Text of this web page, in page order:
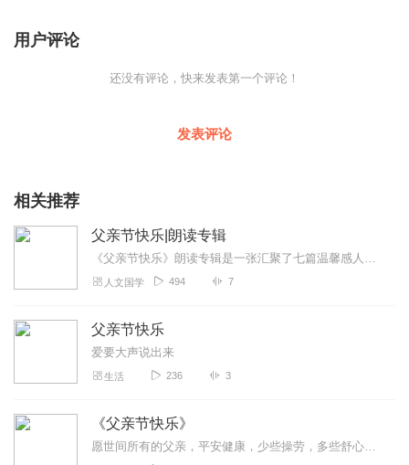
曾几何时，我们还贪婪地享受着父母理所当然的爱与付出，一眨眼
天，我们才感受到父爱的深重与伟岸。
《诫子诗》
汉·东方朔
明者处事，莫尚於中。
优哉游哉，与道相从。
饱食安步，在仕代农。
依隐玩世，诡时不逢。
有群者累生，孤贵者失和；
圣人之道，一龙一蛇。
形见神藏，与物变化。
用户评论
还没有评论，快来发表第一个评论！
发表评论
相关推荐
父亲节快乐|朗读专辑
《父亲节快乐》朗读专辑是一张汇聚了七篇温馨感人文章的特别合集，旨在庆祝父亲节，向全世界的父亲们致以最深的敬意。这些选文从不同角度描绘了父爱的深沉与伟大，带领我们...
人文国学 494 7
父亲节快乐
爱要大声说出来
生活 236 3
《父亲节快乐》
愿世间所有的父亲，平安健康，少些操劳，多些舒心：愿我们都能及时读懂那份沉默如山的爱。